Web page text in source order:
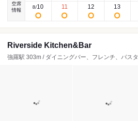
空席
情報
8/10 11 12 13
Riverside Kitchen&Bar
強羅駅 303m / ダイニングバー、フレンチ、パスタ